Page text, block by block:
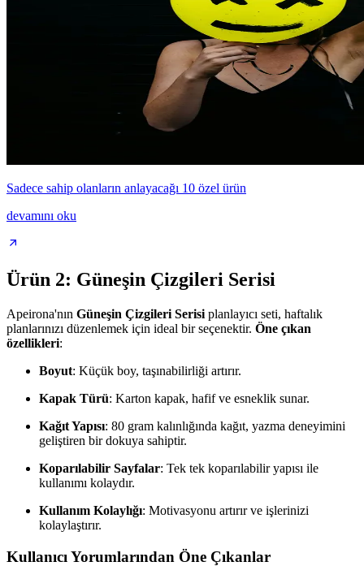
Sadece sahip olanların anlayacağı 10 özel ürün
devamını oku
Ürün 2: Güneşin Çizgileri Serisi
Apeirona'nın Güneşin Çizgileri Serisi planlayıcı seti, haftalık
planlarınızı düzenlemek için ideal bir seçenektir. Öne çıkan
özellikleri:
Boyut: Küçük boy, taşınabilirliği artırır.
Kapak Türü: Karton kapak, hafif ve esneklik sunar.
Kağıt Yapısı: 80 gram kalınlığında kağıt, yazma deneyimini
geliştiren bir dokuya sahiptir.
Koparılabilir Sayfalar: Tek tek koparılabilir yapısı ile
kullanımı kolaydır.
Kullanım Kolaylığı: Motivasyonu artırır ve işlerinizi
kolaylaştırır.
Kullanıcı Yorumlarından Öne Çıkanlar